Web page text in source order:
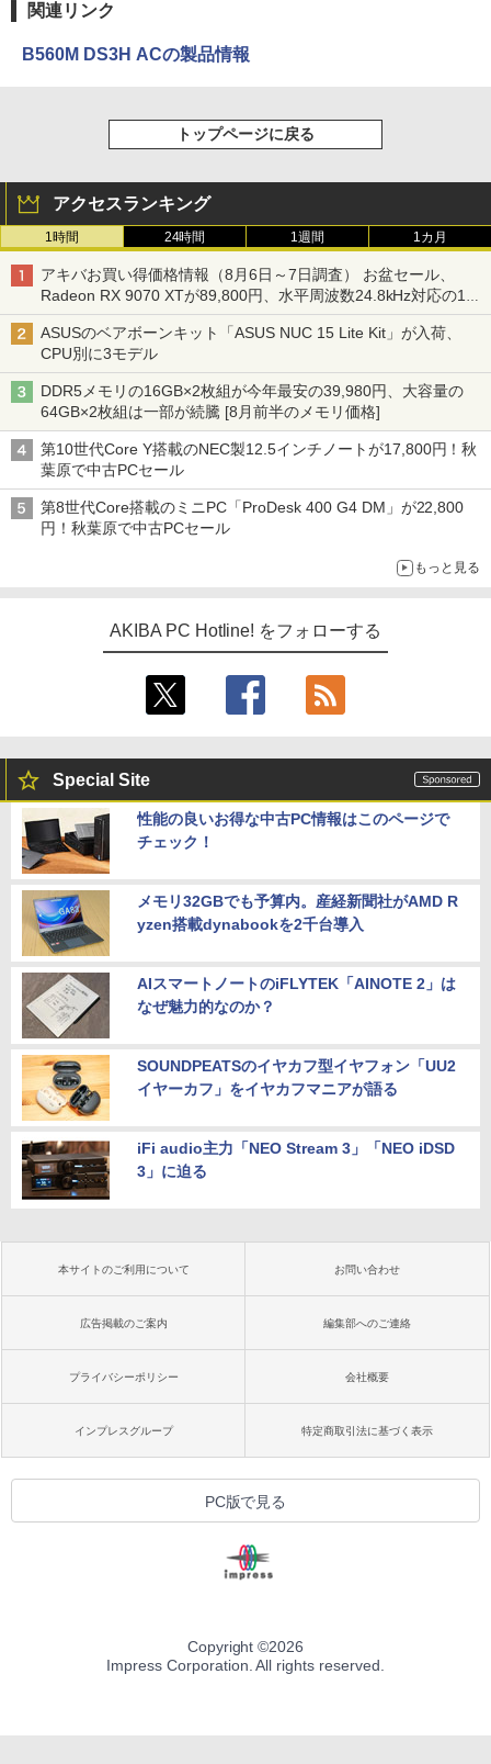
関連リンク
B560M DS3H ACの製品情報
トップページに戻る
アクセスランキング
1時間 24時間 1週間 1カ月
アキバお買い得価格情報（8月6日～7日調査） お盆セール、
Radeon RX 9070 XTが89,800円、水平周波数24.8kHz対応の17
型モニターが9,801円、暑さ指数連動セール ほか
ASUSのベアボーンキット「ASUS NUC 15 Lite Kit」が入荷、
CPU別に3モデル
DDR5メモリの16GB×2枚組が今年最安の39,980円、大容量の
64GB×2枚組は一部が続騰 [8月前半のメモリ価格]
第10世代Core Y搭載のNEC製12.5インチノートが17,800円！秋
葉原で中古PCセール
第8世代Core搭載のミニPC「ProDesk 400 G4 DM」が22,800
円！秋葉原で中古PCセール
もっと見る
AKIBA PC Hotline! をフォローする
Special Site
性能の良いお得な中古PC情報はこのページで
チェック！
メモリ32GBでも予算内。産経新聞社がAMD R
yzen搭載dynabookを2千台導入
AIスマートノートのiFLYTEK「AINOTE 2」は
なぜ魅力的なのか？
SOUNDPEATSのイヤカフ型イヤフォン「UU2
イヤーカフ」をイヤカフマニアが語る
iFi audio主力「NEO Stream 3」「NEO iDSD
3」に迫る
本サイトのご利用について お問い合わせ
広告掲載のご案内 編集部へのご連絡
プライバシーポリシー 会社概要
インプレスグループ 特定商取引法に基づく表示
PC版で見る
Copyright ©2026
Impress Corporation. All rights reserved.